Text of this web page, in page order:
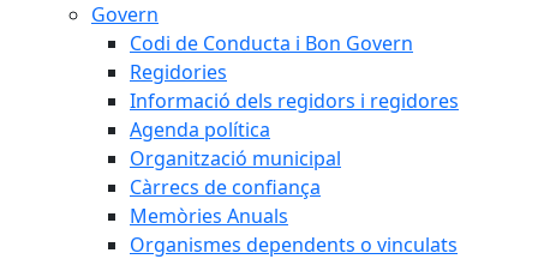
Govern
Codi de Conducta i Bon Govern
Regidories
Informació dels regidors i regidores
Agenda política
Organització municipal
Càrrecs de confiança
Memòries Anuals
Organismes dependents o vinculats